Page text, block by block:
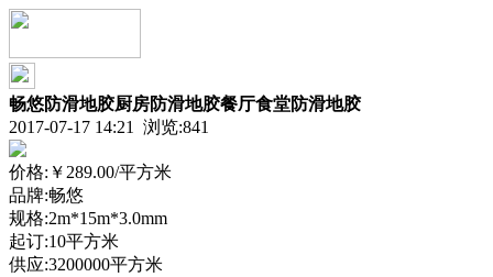
畅悠防滑地胶厨房防滑地胶餐厅食堂防滑地胶
2017-07-17 14:21 浏览:841
价格: ￥289.00/平方米
品牌:畅悠
规格:2m*15m*3.0mm
起订:10平方米
供应:3200000平方米